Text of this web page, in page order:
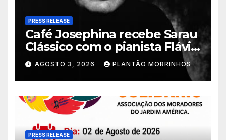
PRESS RELEASE
Café Josephina recebe Sarau
Clássico com o pianista Flávio
Varani nesta terça-feira
AGOSTO 3, 2026 PLANTÃO MORRINHOS
PRESS RELEASE